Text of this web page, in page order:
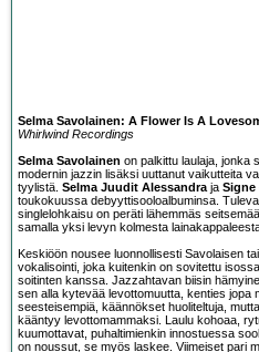
Selma Savolainen: A Flower Is A
Whirlwind Recordings
Selma Savolainen on palkittu laulaja, jonka
modernin jazzin lisäksi uuttanut vaikutteita
tyylistä. Selma Juudit Alessandra ja Signe
toukokuussa debyyttisooloalbuminsa.
singlelohkaisu on peräti lähemmäs
samalla yksi levyn kolmesta
Keskiöön nousee luonnollisesti Savolaisen
vokalisointi, joka kuitenkin on sovitettu
soitinten kanssa. Jazzahtavan biisin
sen alla kytevää levottomuutta, kenties jopa
seesteisempiä, käännökset huoliteltuja,
kääntyy levottomammaksi. Laulu kohoaa,
kuumottavat, puhaltimienkin innostuessa
on noussut, se myös laskee. Viimeiset pari